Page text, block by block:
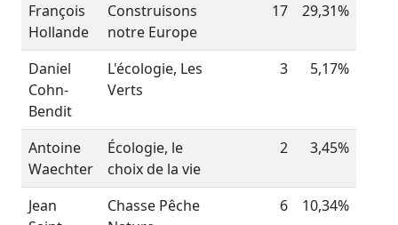
François
Hollande
Construisons
notre Europe
17 29,31%
Daniel
Cohn-
Bendit
L'écologie, Les
Verts
3 5,17%
Antoine
Waechter
Écologie, le
choix de la vie
2 3,45%
Jean
Chasse Pêche
6 10,34%